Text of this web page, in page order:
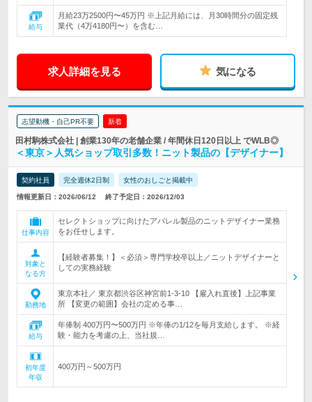
給与
月給23万2500円〜45万円 ※上記月給には、月30時間分の固定残
業代（4万4180円〜）を含む…
求人詳細を見る 気になる
志望動機・自己PR不要 新着
田村駒株式会社 | 創業130年の老舗企業 / 年間休日120日以上 でWLB◎
＜東京＞人気ショップ取引多数！ニット製品の【デザイナー】
契約社員 完全週休2日制 女性のおしごと掲載中
情報更新日：2026/06/12 終了予定日：2026/12/03
仕事内容
セレクトショップに向けたアパレル製品のニットデザイナー業務
をお任せします。
対象と
なる方
【経験者募集！】＜必須＞専門学校卒以上／ニットデザイナーと
しての実務経験
勤務地
東京本社／ 東京都渋谷区神宮前1-3-10 【雇入れ直後】上記事業
所 【変更の範囲】会社の定める事…
給与
年俸制 400万円〜500万円 ※年俸の1/12を毎月支給します。 ※経
験・能力を考慮の上、当社規…
初年度
年収
400万円～500万円